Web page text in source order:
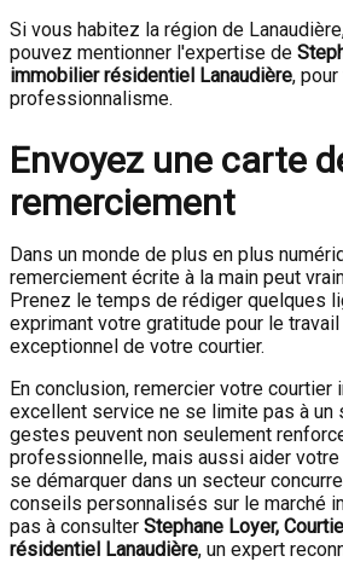
Si vous habitez la région de
pouvez mentionner l'expertise de
immobilier résidentiel Lanaudière,
professionnalisme.
Envoyez une carte
remerciement
Dans un monde de plus en plus
remerciement écrite à la main peut
Prenez le temps de rédiger quelques
exprimant votre gratitude pour le
exceptionnel de votre courtier.
En conclusion, remercier votre courtier
excellent service ne se limite pas à un
gestes peuvent non seulement
professionnelle, mais aussi aider
se démarquer dans un secteur
conseils personnalisés sur le marché
pas à consulter Stephane Loyer,
résidentiel Lanaudière, un expert